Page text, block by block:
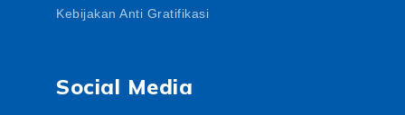
Kebijakan Anti Gratifikasi
Social Media